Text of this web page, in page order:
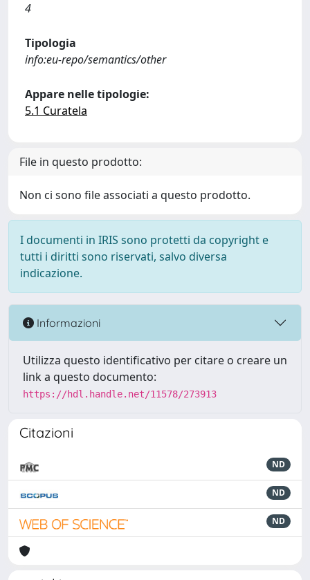
4
Tipologia
info:eu-repo/semantics/other
Appare nelle tipologie:
5.1 Curatela
File in questo prodotto:
Non ci sono file associati a questo prodotto.
I documenti in IRIS sono protetti da copyright e
tutti i diritti sono riservati, salvo diversa
indicazione.
Informazioni
Utilizza questo identificativo per citare o creare un
link a questo documento:
https://hdl.handle.net/11578/273913
Citazioni
ND
ND
ND